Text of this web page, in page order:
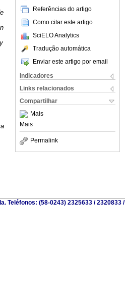
Referências do artigo
Como citar este artigo
SciELO Analytics
Tradução automática
Enviar este artigo por email
Indicadores
Links relacionados
Compartilhar
Mais
Mais
Permalink
Teléfonos: (58-0243) 2325633 / 2320833 /